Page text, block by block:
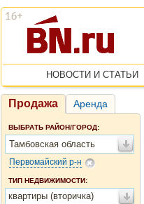
НОВОСТИ И СТАТЬИ
Продажа Аренда
ВЫБРАТЬ РАЙОН/ГОРОД:
Тамбовская область
Первомайский р-н
ТИП НЕДВИЖИМОСТИ:
квартиры (вторичка)